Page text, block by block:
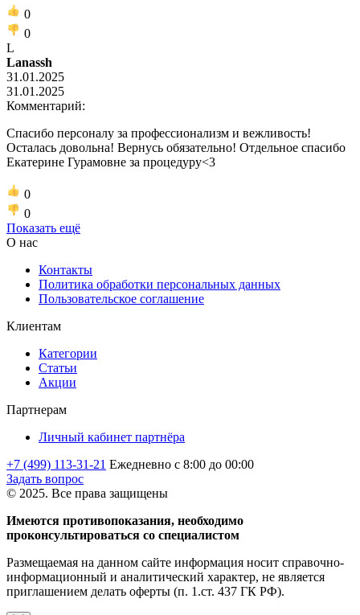
0
0
L
Lanassh
31.01.2025
31.01.2025
Комментарий:
Спасибо персоналу за профессионализм и вежливость!
Осталась довольна! Вернусь обязательно! Отдельное спасибо
Екатерине Гурамовне за процедуру<3
0
0
Показать ещё
О нас
Контакты
Политика обработки персональных данных
Пользовательское соглашение
Клиентам
Категории
Статьи
Акции
Партнерам
Личный кабинет партнёра
+7 (499) 113-31-21 Ежедневно с 8:00 до 00:00
Задать вопрос
© 2025. Все права защищены
Имеются противопоказания, необходимо
проконсультироваться со специалистом
Размещаемая на данном сайте информация носит справочно-
информационный и аналитический характер, не является
приглашением делать оферты (п. 1.ст. 437 ГК РФ).